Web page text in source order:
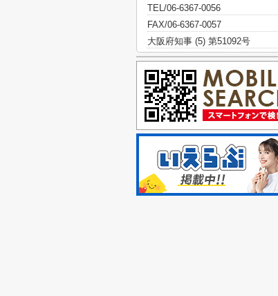
TEL/06-6367-0056
FAX/06-6367-0057
大阪府知事 (5) 第51092号